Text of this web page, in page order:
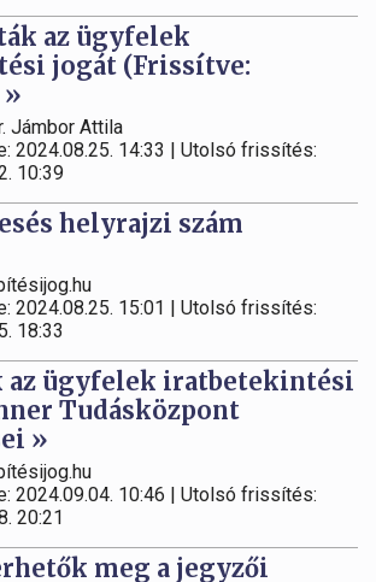
az ügyfelek
jogát (Frissítve:
»
Jámbor Attila
2024.08.25. 14:33 | Utolsó frissítés:
10:39
helyrajzi szám
2024.08.25. 15:01 | Utolsó frissítés:
18:33
az ügyfelek iratbetekintési
Tudásközpont
»
2024.09.04. 10:46 | Utolsó frissítés:
20:21
meg a jegyzői